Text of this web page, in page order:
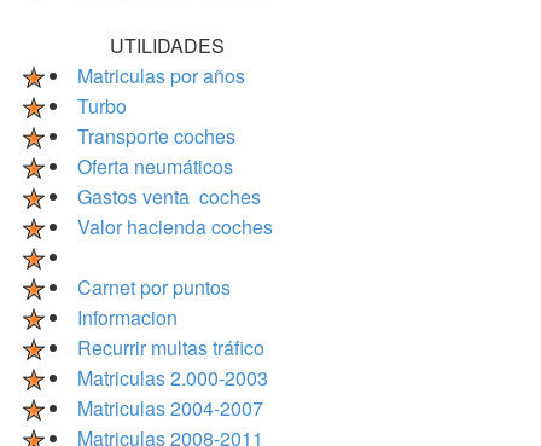
UTILIDADES
Matriculas por años
Turbo
Transporte coches
Oferta neumáticos
Gastos venta coches
Valor hacienda coches
Carnet por puntos
Informacion
Recurrir multas tráfico
Matriculas 2.000-2003
Matriculas 2004-2007
Matriculas 2008-2011